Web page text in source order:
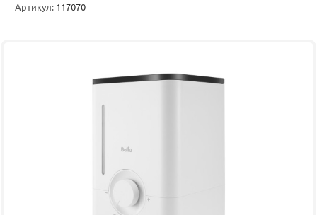
Артикул: 117070